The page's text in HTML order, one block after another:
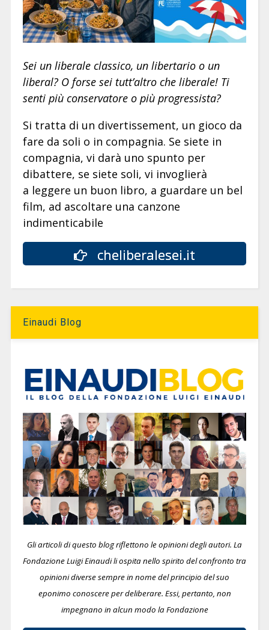
Sei un liberale classico, un libertario o un
liberal? O forse sei tutt’altro che liberale! Ti
senti più conservatore o più progressista?
Si tratta di un divertissement, un gioco da
fare da soli o in compagnia. Se siete in
compagnia, vi darà uno spunto per
dibattere, se siete soli, vi invoglierà
a leggere un buon libro, a guardare un bel
film, ad ascoltare una canzone
indimenticabile
cheliberalesei.it
Einaudi Blog
Gli articoli di questo blog riflettono le opinioni degli autori. La
Fondazione Luigi Einaudi li ospita nello spirito del confronto tra
opinioni diverse sempre in nome del principio del suo
eponimo conoscere per deliberare. Essi, pertanto, non
impegnano in alcun modo la Fondazione